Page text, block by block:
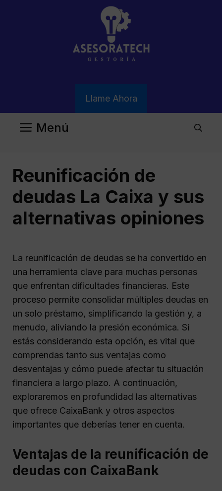
Llame Ahora
Menú
Reunificación de
deudas La Caixa y sus
alternativas opiniones
La reunificación de deudas se ha convertido en
una herramienta clave para muchas personas
que enfrentan dificultades financieras. Este
proceso permite consolidar múltiples deudas en
un solo préstamo, simplificando la gestión y, a
menudo, aliviando la presión económica. Si
estás considerando esta opción, es vital que
comprendas tanto sus ventajas como
desventajas y cómo puede afectar tu situación
financiera a largo plazo. A continuación,
exploraremos en profundidad las alternativas
que ofrece CaixaBank y otros aspectos
importantes que deberías tener en cuenta.
Ventajas de la reunificación de
deudas con CaixaBank